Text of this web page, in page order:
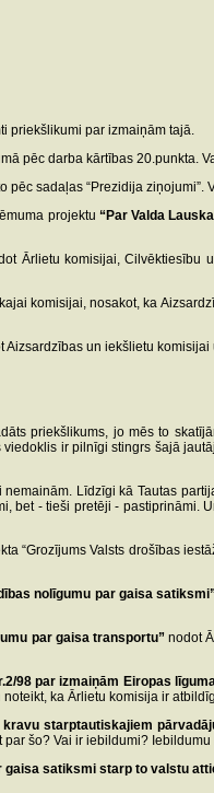
priekšlikumi par izmaiņām tajā.
pēc darba kārtības 20.punkta.
pēc sadaļas “Prezidija
projektu “Par Valda
Ārlietu komisijai, Cilvēktiesību
komisijai, nosakot, ka
Aizsardzības un iekšlietu
priekšlikums, jo mēs to
ir pilnīgi stingrs šajā
Līdzīgi kā Tautas
bet - tieši pretēji - pastiprināmi.
“Grozījums Valsts drošības
nolīgumu par gaisa
par gaisa transportu”nodot
98 par izmaiņām Eiropas
ka Ārlietu komisija ir
starptautiskajiem
šo? Vai ir iebildumi? Iebildumu
satiksmi starp to valstu